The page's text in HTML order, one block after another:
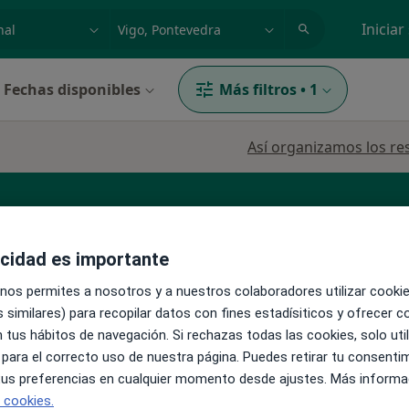
enfermedad o nombre Iniciar
Fechas disponibles Más filtros • 1
Así organizamos los
La reserva de cita online no está
Pedir una cita
es importante
permites a nosotros y a nuestros colaboradores utilizar
similares) para recopilar datos con fines estadísiticos y ofrecer
tus hábitos de navegación. Si rechazas todas las cookies, solo
el correcto uso de nuestra página. Puedes retirar tu
preferencias en cualquier momento desde ajustes. Más